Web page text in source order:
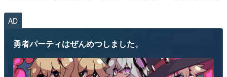
AD
勇者パーティはぜんめつしました。